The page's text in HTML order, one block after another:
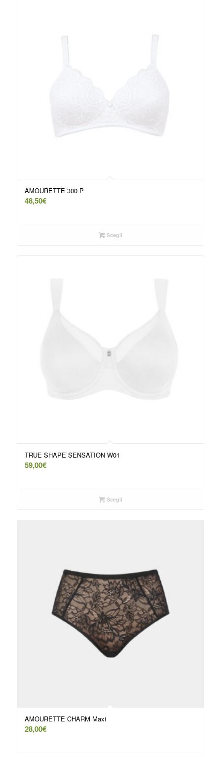
AMOURETTE 300 P
48,50€
Scegli
TRUE SHAPE SENSATION W01
59,00€
Scegli
AMOURETTE CHARM Maxi
28,00€